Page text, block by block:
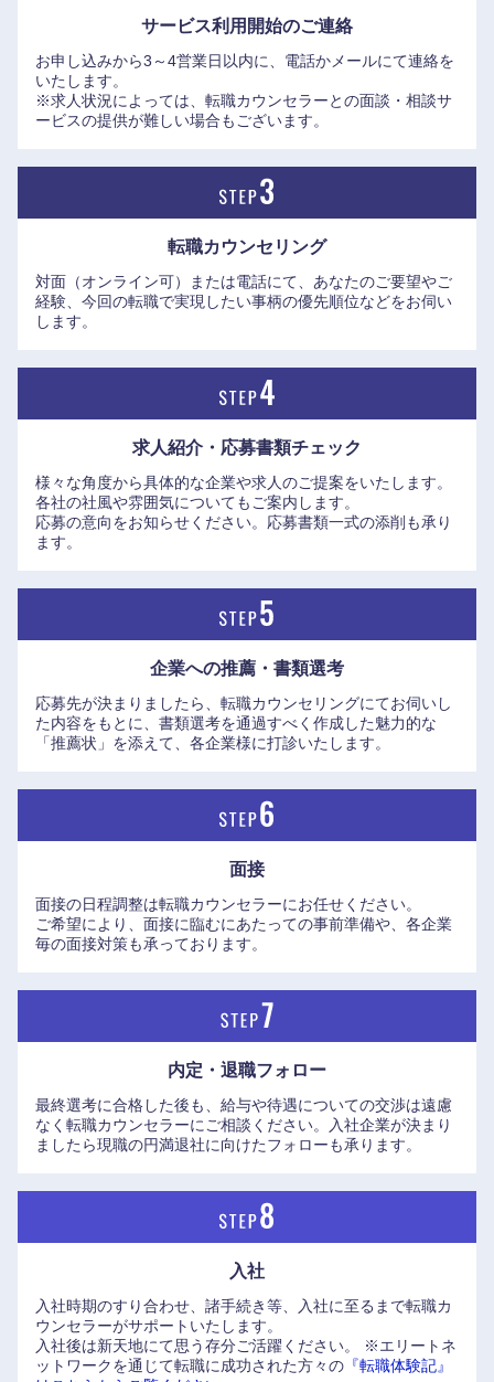
サービス利用開始のご連絡
お申し込みから3～4営業日以内に、電話かメールにて連絡を
いたします。
※求人状況によっては、転職カウンセラーとの面談・相談サ
ービスの提供が難しい場合もございます。
転職カウンセリング
対面（オンライン可）または電話にて、あなたのご要望やご
経験、今回の転職で実現したい事柄の優先順位などをお伺い
します。
求人紹介・応募書類チェック
様々な角度から具体的な企業や求人のご提案をいたします。
各社の社風や雰囲気についてもご案内します。
応募の意向をお知らせください。応募書類一式の添削も承り
ます。
企業への推薦・書類選考
応募先が決まりましたら、転職カウンセリングにてお伺いし
た内容をもとに、書類選考を通過すべく作成した魅力的な
「推薦状」を添えて、各企業様に打診いたします。
面接
面接の日程調整は転職カウンセラーにお任せください。
ご希望により、面接に臨むにあたっての事前準備や、各企業
毎の面接対策も承っております。
内定・退職フォロー
最終選考に合格した後も、給与や待遇についての交渉は遠慮
なく転職カウンセラーにご相談ください。入社企業が決まり
ましたら現職の円満退社に向けたフォローも承ります。
入社
入社時期のすり合わせ、諸手続き等、入社に至るまで転職カ
ウンセラーがサポートいたします。
入社後は新天地にて思う存分ご活躍ください。
※エリートネ
ットワークを通じて転職に成功された方々の 『転職体験記』
滋賀県 京都府
大阪府 兵庫県
鳥取県 島根県
岡山県 広島県
山口県 徳島県